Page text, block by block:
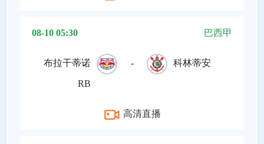
08-10 05:30 巴西甲
布拉干蒂诺
RB
- 科林蒂安
高清直播